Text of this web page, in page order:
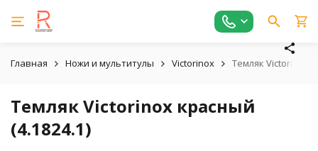
Главная Ножи и мультитулы Victorinox Темляк Victorinox
Темляк Victorinox красный
(4.1824.1)